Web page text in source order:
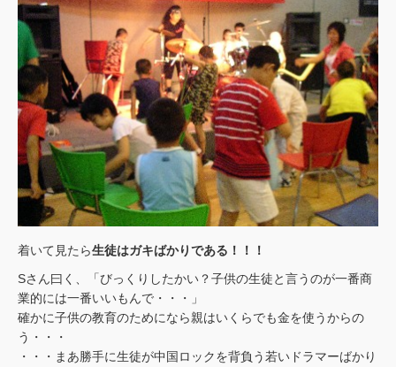
着いて見たら生徒はガキばかりである！！！
Sさん曰く、「びっくりしたかい？子供の生徒と言うのが一番商
業的には一番いいもんで・・・」
確かに子供の教育のためになら親はいくらでも金を使うからの
う・・・
・・・まあ勝手に生徒が中国ロックを背負う若いドラマーばかり